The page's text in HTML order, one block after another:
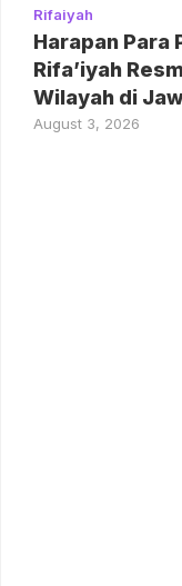
Rifaiyah
Harapan Para
Rifa’iyah
Wilayah di
August 3, 2026